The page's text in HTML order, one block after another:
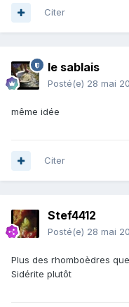
Citer
le sablais
Posté(e) 28 mai
même idée
Citer
Stef4412
Posté(e) 28 mai
Plus des rhomboèdres
Sidérite plutôt